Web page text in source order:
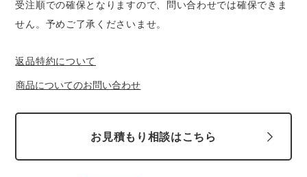
受注順での確保となりますので、問い合わせでは確保できま
せん。予めご了承くださいませ。
返品特約について
商品についてのお問い合わせ
お見積もり相談はこちら